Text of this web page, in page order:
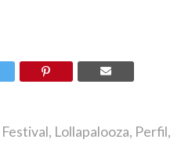
Festival, Lollapalooza, Perfil,